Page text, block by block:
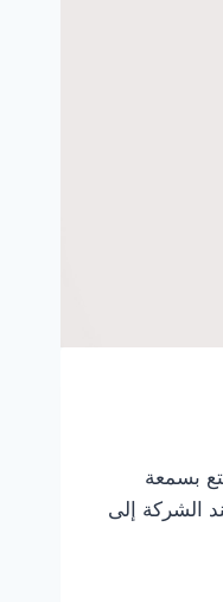
بسمعة
الشركة إلى